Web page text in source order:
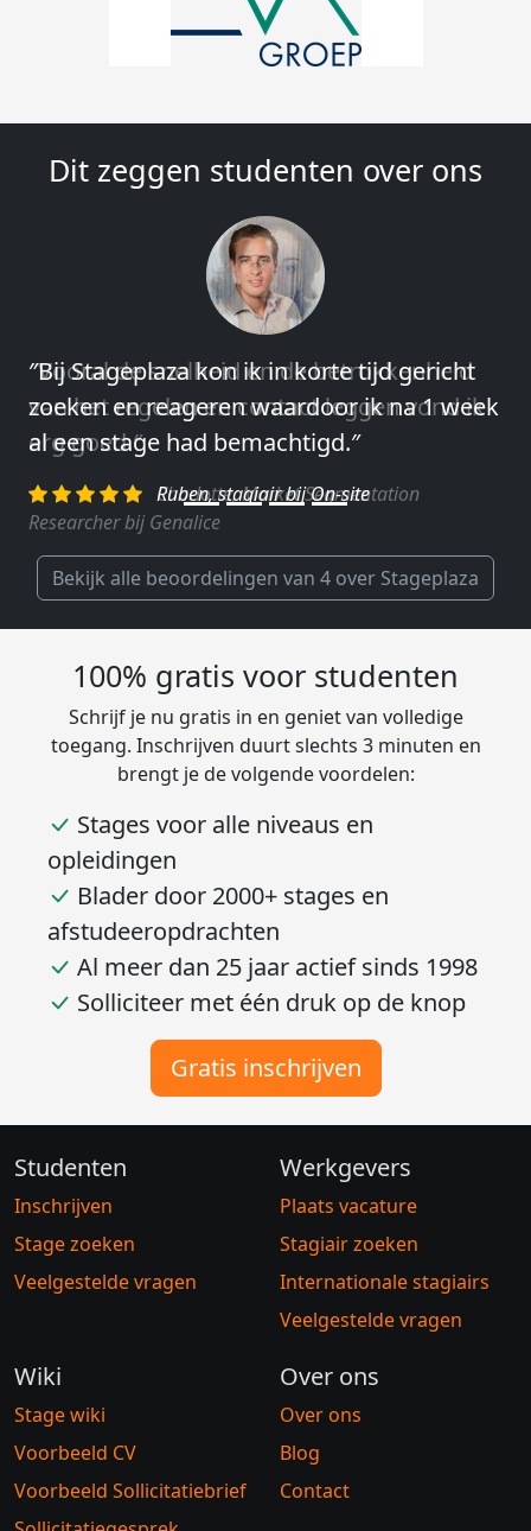
Dit zeggen studenten over ons
″Vooral de snelheid en de betrokkenheid
van het regelen en contact leggen vond ik
erg goed.″
Charlotte, Market Segmentation
Researcher bij Genalice
Bekijk alle beoordelingen van 4 over Stageplaza
100% gratis voor studenten
Schrijf je nu gratis in en geniet van volledige
toegang. Inschrijven duurt slechts 3 minuten en
brengt je de volgende voordelen:
Stages voor alle niveaus en
opleidingen
Blader door 2000+ stages en
afstudeeropdrachten
Al meer dan 25 jaar actief sinds 1998
Solliciteer met één druk op de knop
Gratis inschrijven
Studenten
Inschrijven
Stage zoeken
Veelgestelde vragen
Werkgevers
Plaats vacature
Stagiair zoeken
Internationale stagiairs
Veelgestelde vragen
Wiki
Stage wiki
Voorbeeld CV
Voorbeeld Sollicitatiebrief
Over ons
Over ons
Blog
Contact